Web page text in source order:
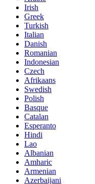
Irish
Greek
Turkish
Italian
Danish
Romanian
Indonesian
Czech
Afrikaans
Swedish
Polish
Basque
Catalan
Esperanto
Hindi
Lao
Albanian
Amharic
Armenian
Azerbaijani